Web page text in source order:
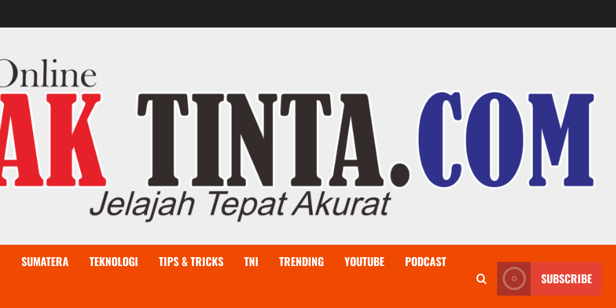
SUMATERA TEKNOLOGI TIPS & TRICKS TNI TRENDING YOUTUBE PODCAST
SUBSCRIBE